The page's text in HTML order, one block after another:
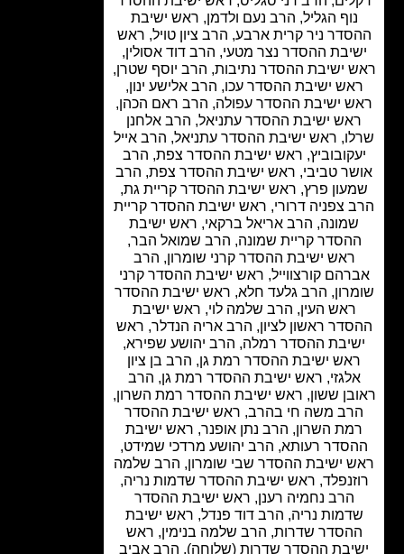
נוף הגליל, הרב נעם ולדמן, ראש ישיבת
ניר קרית ארבע, הרב ציון טויל, ראש
ההסדר נצר מטעי, הרב דוד אסולין,
ישיבת ההסדר נתיבות, הרב יוסף שטרן,
ישיבת ההסדר עכו, הרב אלישע ינון,
ישיבת ההסדר עפולה, הרב ראם הכהן,
ישיבת ההסדר עתניאל, הרב אלחנן
ראש ישיבת ההסדר עתניאל, הרב אייל
ראש ישיבת ההסדר צפת, הרב
טביבי, ראש ישיבת ההסדר צפת, הרב
פרץ, ראש ישיבת ההסדר קריית גת,
צפניה דרורי, ראש ישיבת ההסדר קריית
הרב אריאל ברקאי, ראש ישיבת
קריית שמונה, הרב שמואל הבר,
ראש ישיבת ההסדר קרני שומרון, הרב
קורצווייל, ראש ישיבת ההסדר קרני
הרב גלעד חלא, ראש ישיבת ההסדר
ראש העין, הרב שלמה לוי, ראש ישיבת
ראשון לציון, הרב אריה הנדלר, ראש
ההסדר רמלה, הרב יהושע שפירא,
ישיבת ההסדר רמת גן, הרב בן ציון
ראש ישיבת ההסדר רמת גן, הרב
ששון, ראש ישיבת ההסדר רמת השרון,
משה חי בהרב, ראש ישיבת ההסדר
השרון, הרב נתן אופנר, ראש ישיבת
רעותא, הרב יהושע מרדכי שמידט,
ישיבת ההסדר שבי שומרון, הרב שלמה
ראש ישיבת ההסדר שדמות נריה,
הרב נחמיה רענן, ראש ישיבת ההסדר
נריה, הרב דוד פנדל, ראש ישיבת
שדרות, הרב שלמה בנימין, ראש
ההסדר שדרות (שלוחה), הרב אביב